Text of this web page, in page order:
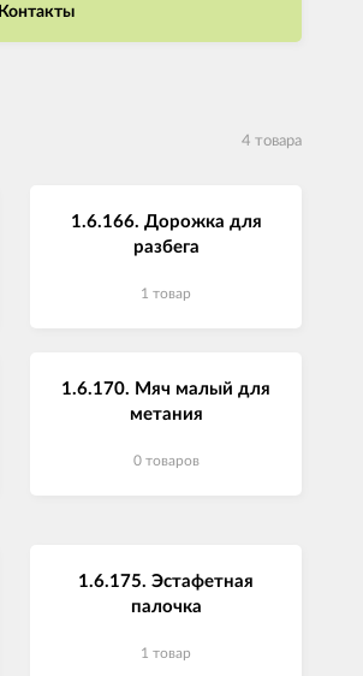
Контакты
4 товара
1.6.166. Дорожка для
разбега
1 товар
1.6.170. Мяч малый для
метания
0 товаров
1.6.175. Эстафетная
палочка
1 товар